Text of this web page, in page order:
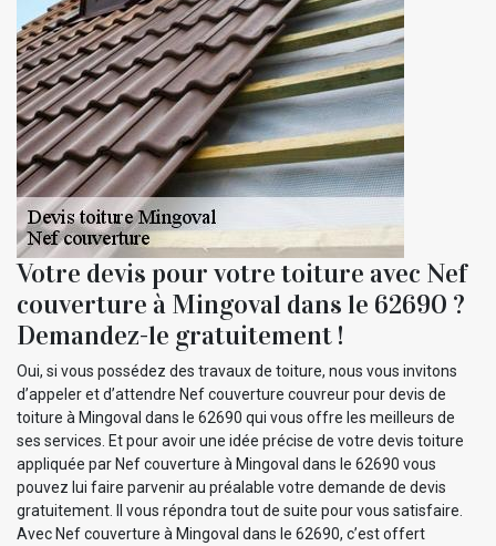
Votre devis pour votre toiture avec Nef
couverture à Mingoval dans le 62690 ?
Demandez-le gratuitement !
Oui, si vous possédez des travaux de toiture, nous vous invitons
d’appeler et d’attendre Nef couverture couvreur pour devis de
toiture à Mingoval dans le 62690 qui vous offre les meilleurs de
ses services. Et pour avoir une idée précise de votre devis toiture
appliquée par Nef couverture à Mingoval dans le 62690 vous
pouvez lui faire parvenir au préalable votre demande de devis
gratuitement. Il vous répondra tout de suite pour vous satisfaire.
Avec Nef couverture à Mingoval dans le 62690, c’est offert